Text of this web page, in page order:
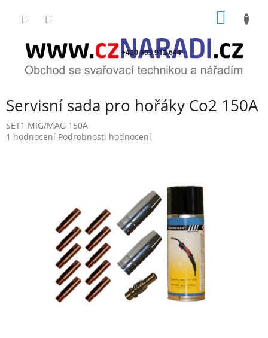
+420 603 912 644
Servisní sada pro hořáky Co2 150A
SET1 MIG/MAG 150A
Průměrné
1 hodnocení Podrobnosti hodnocení